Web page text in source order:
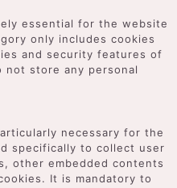
essential for the website
only includes cookies
and security features of
not store any personal
necessary for the
specifically to collect user
other embedded contents
It is mandatory to